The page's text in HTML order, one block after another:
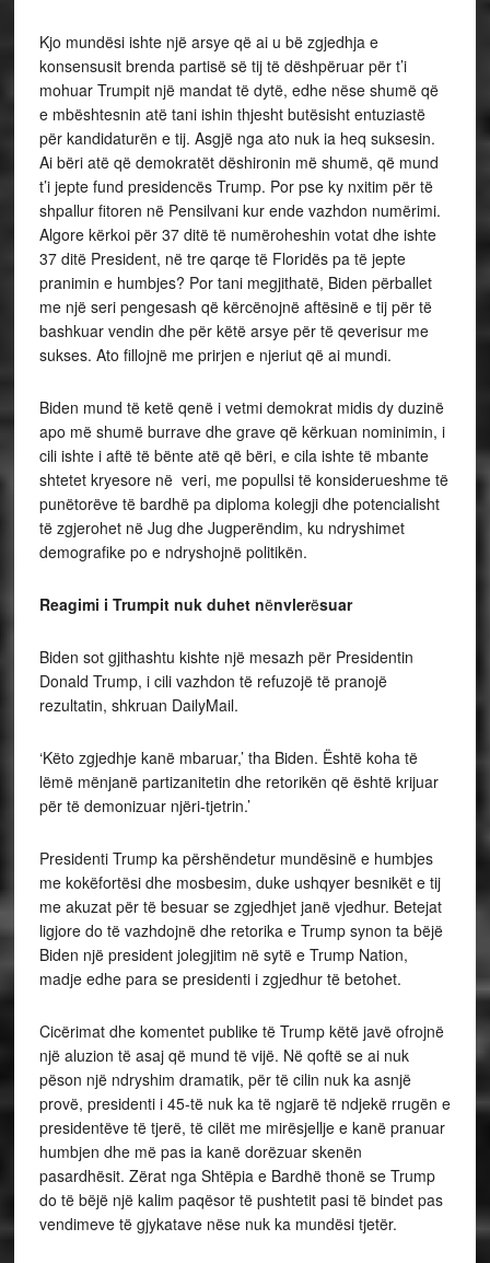
Kjo mundësi ishte një arsye që ai u bë zgjedhja e
konsensusit brenda partisë së tij të dëshpëruar për t’i
mohuar Trumpit një mandat të dytë, edhe nëse shumë që
e mbështesnin atë tani ishin thjesht butësisht entuziastë
për kandidaturën e tij. Asgjë nga ato nuk ia heq suksesin.
Ai bëri atë që demokratët dëshironin më shumë, që mund
t’i jepte fund presidencës Trump. Por pse ky nxitim për të
shpallur fitoren në Pensilvani kur ende vazhdon numërimi.
Algore kërkoi për 37 ditë të numëroheshin votat dhe ishte
37 ditë President, në tre qarqe të Floridës pa të jepte
pranimin e humbjes? Por tani megjithatë, Biden përballet
me një seri pengesash që kërcënojnë aftësinë e tij për të
bashkuar vendin dhe për këtë arsye për të qeverisur me
sukses. Ato fillojnë me prirjen e njeriut që ai mundi.
Biden mund të ketë qenë i vetmi demokrat midis dy duzinë
apo më shumë burrave dhe grave që kërkuan nominimin, i
cili ishte i aftë të bënte atë që bëri, e cila ishte të mbante
shtetet kryesore në veri, me popullsi të konsiderueshme të
punëtorëve të bardhë pa diploma kolegji dhe potencialisht
të zgjerohet në Jug dhe Jugperëndim, ku ndryshimet
demografike po e ndryshojnë politikën.
Reagimi i Trumpit nuk duhet nënvlerësuar
Biden sot gjithashtu kishte një mesazh për Presidentin
Donald Trump, i cili vazhdon të refuzojë të pranojë
rezultatin, shkruan DailyMail.
‘Këto zgjedhje kanë mbaruar,’ tha Biden. Është koha të
lëmë mënjanë partizanitetin dhe retorikën që është krijuar
për të demonizuar njëri-tjetrin.’
Presidenti Trump ka përshëndetur mundësinë e humbjes
me kokëfortësi dhe mosbesim, duke ushqyer besnikët e tij
me akuzat për të besuar se zgjedhjet janë vjedhur. Betejat
ligjore do të vazhdojnë dhe retorika e Trump synon ta bëjë
Biden një president jolegjitim në sytë e Trump Nation,
madje edhe para se presidenti i zgjedhur të betohet.
Cicërimat dhe komentet publike të Trump këtë javë ofrojnë
një aluzion të asaj që mund të vijë. Në qoftë se ai nuk
pëson një ndryshim dramatik, për të cilin nuk ka asnjë
provë, presidenti i 45-të nuk ka të ngjarë të ndjekë rrugën e
presidentëve të tjerë, të cilët me mirësjellje e kanë pranuar
humbjen dhe më pas ia kanë dorëzuar skenën
pasardhësit. Zërat nga Shtëpia e Bardhë thonë se Trump
do të bëjë një kalim paqësor të pushtetit pasi të bindet pas
vendimeve të gjykatave nëse nuk ka mundësi tjetër.